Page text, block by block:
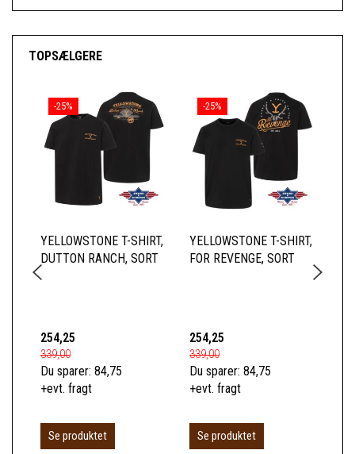
TOPSÆLGERE
-25%
YELLOWSTONE T-SHIRT,
DUTTON RANCH, SORT
254,25
339,00
Du sparer: 84,75
+evt. fragt
Se produktet
-25%
YELLOWSTONE T-SHIRT,
FOR REVENGE, SORT
254,25
339,00
Du sparer: 84,75
+evt. fragt
Se produktet